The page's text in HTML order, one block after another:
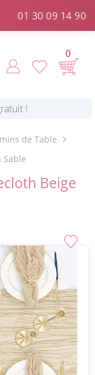
01 30 09 14 90
0
! *
89 € ! *
frais
de Table
Sable
Beige